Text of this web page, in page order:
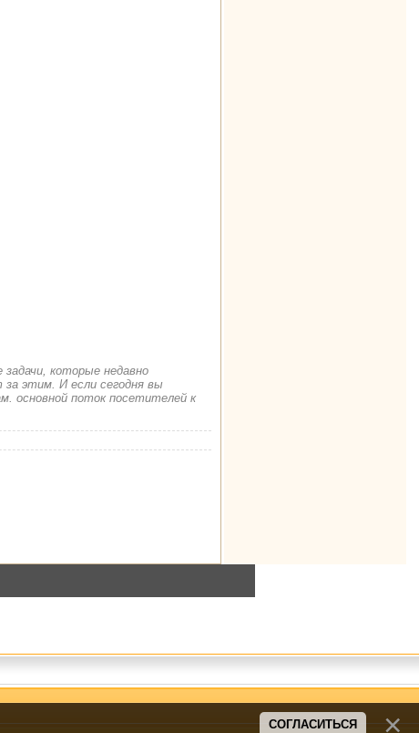
которые недавно
этим. И если сегодня вы
основной поток посетителей к
СОГЛАСИТЬСЯ